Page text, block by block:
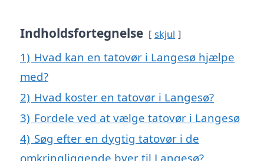
Indholdsfortegnelse skjul
1) Hvad kan en tatovør i Langesø hjælpe
med?
2) Hvad koster en tatovør i Langesø?
3) Fordele ved at vælge tatovør i Langesø
4) Søg efter en dygtig tatovør i de
omkringliggende byer til Langesø?